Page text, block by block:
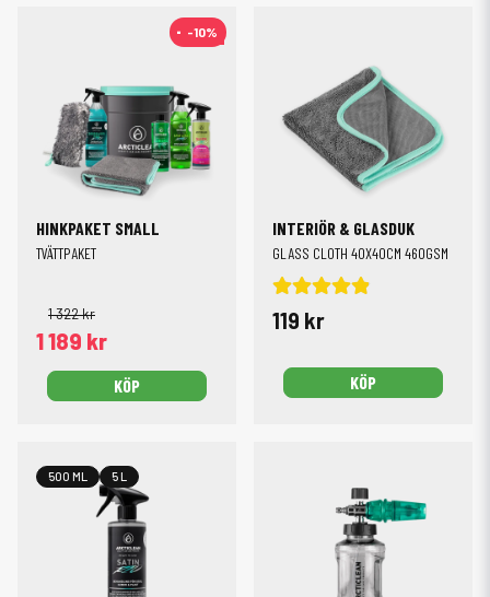
HINKPAKET SMALL
TVÄTTPAKET
-10%
1 322 kr
1 189 kr
KÖP
-10%
INTERIÖR & GLASDUK
GLASS CLOTH 40X40CM 460GSM
119 kr
KÖP
500 ML 5 L